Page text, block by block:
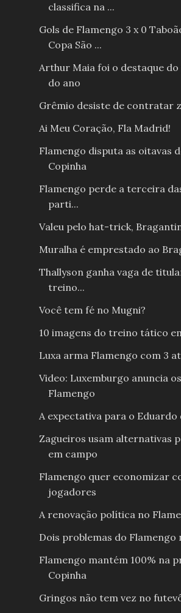
classifica na ...
Gols de Flamengo 3 x 0
Copa São ...
Arthur Maia foi o destaque
do ano
Grêmio desiste de contratar
Ai Meu Coração, Fla Madrid!
Flamengo disputa as oitavas
Copinha
Flamengo perde a terceira
parti...
Valeu pelo hat-trick,
Muralha é emprestado ao
Thallyson ganha vaga de
treino...
Você tem fé no Mugni?
10 imagens do treino tático
Luxa arma Flamengo com 3
Video: Luxemburgo anuncia
Flamengo
A expectativa para o Eduardo
Zagueiros usam alternativas
em campo
Flamengo quer economizar
jogadores
A renovação política no
Dois problemas do Flamengo
Flamengo mantém 100% na
Copinha
Gringos não tem vez no